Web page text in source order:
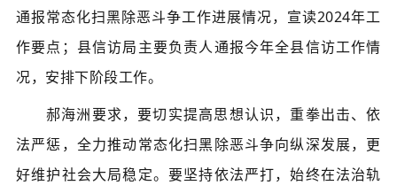
通报常态化扫黑除恶斗争工作进展情况，宣读2024年工
作要点；县信访局主要负责人通报今年全县信访工作情
况，安排下阶段工作。
郝海洲要求，要切实提高思想认识，重拳出击、依
法严惩，全力推动常态化扫黑除恶斗争向纵深发展，更
好维护社会大局稳定。要坚持依法严打，始终在法治轨